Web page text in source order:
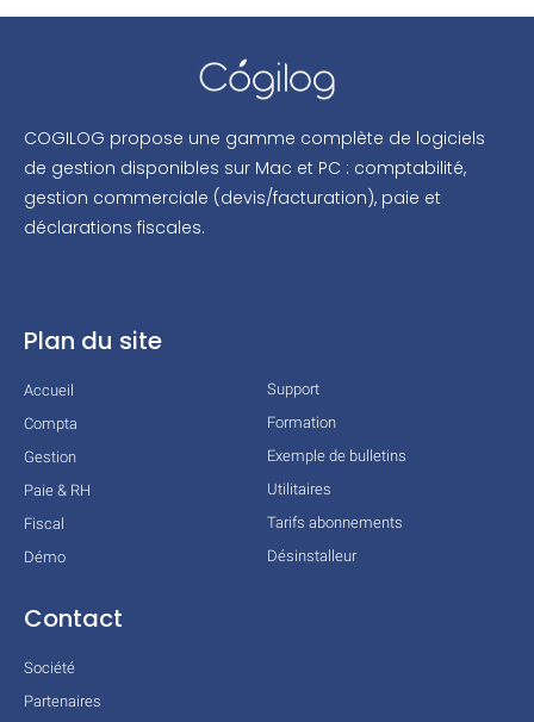
COGILOG propose une gamme complète de logiciels
de gestion disponibles sur Mac et PC : comptabilité,
gestion commerciale (devis/facturation), paie et
déclarations fiscales.
Plan du site
Accueil
Compta
Gestion
Paie & RH
Fiscal
Démo
Support
Formation
Exemple de bulletins
Utilitaires
Tarifs abonnements
Désinstalleur
Contact
Société
Partenaires